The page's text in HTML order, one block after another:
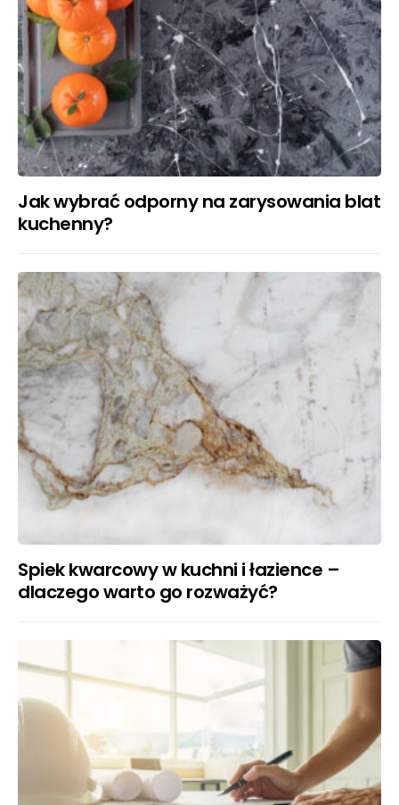
Jak wybrać odporny na zarysowania blat
kuchenny?
Spiek kwarcowy w kuchni i łazience –
dlaczego warto go rozważyć?